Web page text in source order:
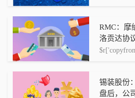
RMC：摩
洛贡达协
锡装股份
盘后，公